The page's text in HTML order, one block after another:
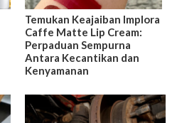
Temukan Keajaiban Implora
Caffe Matte Lip Cream:
Perpaduan Sempurna
Antara Kecantikan dan
Kenyamanan